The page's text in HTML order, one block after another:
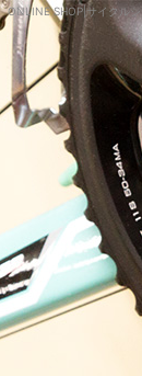
ONLINE SHOP|サイクル